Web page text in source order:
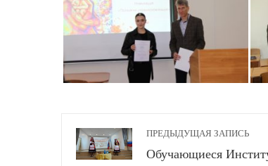
ПРЕДЫДУЩАЯ ЗАПИСЬ
Обучающиеся